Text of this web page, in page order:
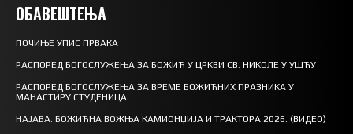
ОБАВЕШТЕЊА
ПОЧИЊЕ УПИС ПРВАКА
РАСПОРЕД БОГОСЛУЖЕЊА ЗА БОЖИЋ У ЦРКВИ СВ. НИКОЛЕ У УШЋУ
РАСПОРЕД БОГОСЛУЖЕЊА ЗА ВРЕМЕ БОЖИЋНИХ ПРАЗНИКА У
МАНАСТИРУ СТУДЕНИЦА
НАЈАВА: БОЖИЋНА ВОЖЊА КАМИОНЏИЈА И ТРАКТОРА 2026. (ВИДЕО)